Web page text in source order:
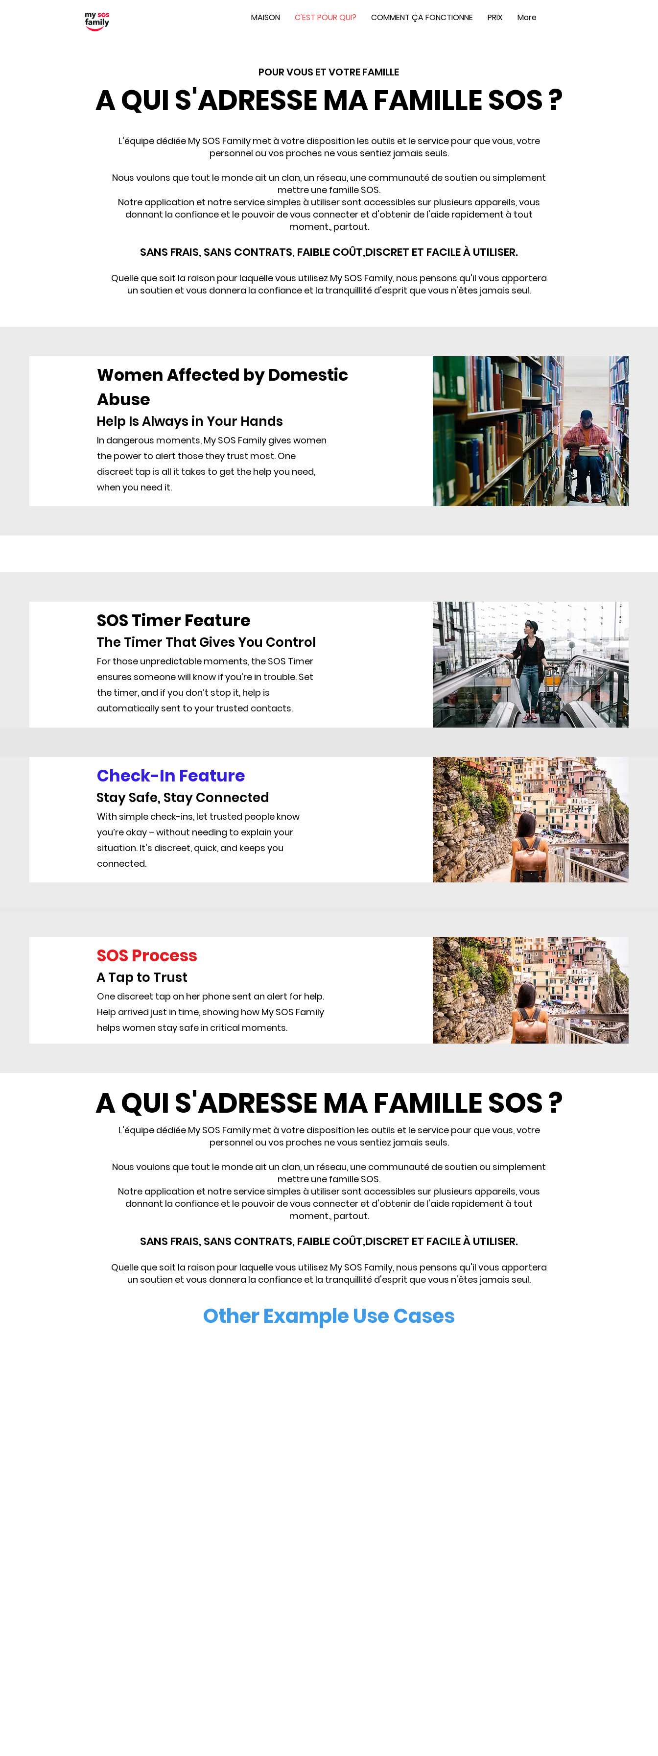
MAISON C'EST POUR QUI? COMMENT ÇA FONCTIONNE PRIX More
POUR VOUS ET VOTRE FAMILLE
A QUI S'ADRESSE MA FAMILLE SOS ?
L'équipe dédiée My SOS Family met à votre disposition les outils et le service pour que vous, votre
personnel ou vos proches ne vous sentiez jamais seuls.
Nous voulons que tout le monde ait un clan, un réseau, une communauté de soutien ou simplement
mettre une famille SOS.
Notre application et notre service simples à utiliser sont accessibles sur plusieurs appareils, vous
donnant la confiance et le pouvoir de vous connecter et d'obtenir de l'aide rapidement à tout
moment., partout.
SANS FRAIS, SANS CONTRATS, FAIBLE COÛT,DISCRET ET FACILE À UTILISER.
Quelle que soit la raison pour laquelle vous utilisez My SOS Family, nous pensons qu'il vous apportera
un soutien et vous donnera la confiance et la tranquillité d'esprit que vous n'êtes jamais seul.
Women Affected by Domestic
Abuse
Help Is Always in Your Hands
In dangerous moments, My SOS Family gives women
the power to alert those they trust most. One
discreet tap is all it takes to get the help you need,
when you need it.
SOS Timer Feature
The Timer That Gives You Control
For those unpredictable moments, the SOS Timer
ensures someone will know if you're in trouble. Set
the timer, and if you don’t stop it, help is
automatically sent to your trusted contacts.
Check-In Feature
Stay Safe, Stay Connected
With simple check-ins, let trusted people know
you’re okay – without needing to explain your
situation. It's discreet, quick, and keeps you
connected.
SOS Process
A Tap to Trust
One discreet tap on her phone sent an alert for help.
Help arrived just in time, showing how My SOS Family
helps women stay safe in critical moments.
A QUI S'ADRESSE MA FAMILLE SOS ?
L'équipe dédiée My SOS Family met à votre disposition les outils et le service pour que vous, votre
personnel ou vos proches ne vous sentiez jamais seuls.
Nous voulons que tout le monde ait un clan, un réseau, une communauté de soutien ou simplement
mettre une famille SOS.
Notre application et notre service simples à utiliser sont accessibles sur plusieurs appareils, vous
donnant la confiance et le pouvoir de vous connecter et d'obtenir de l'aide rapidement à tout
moment., partout.
SANS FRAIS, SANS CONTRATS, FAIBLE COÛT,DISCRET ET FACILE À UTILISER.
Quelle que soit la raison pour laquelle vous utilisez My SOS Family, nous pensons qu'il vous apportera
un soutien et vous donnera la confiance et la tranquillité d'esprit que vous n'êtes jamais seul.
Other Example Use Cases